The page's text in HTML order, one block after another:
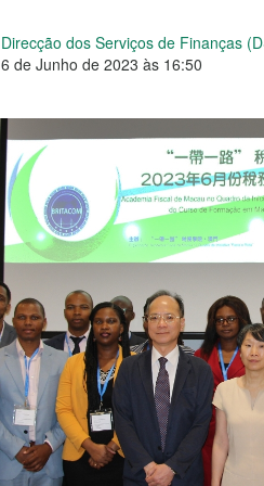
Direcção dos Serviços de Finanças
6 de Junho de 2023 às 16:50